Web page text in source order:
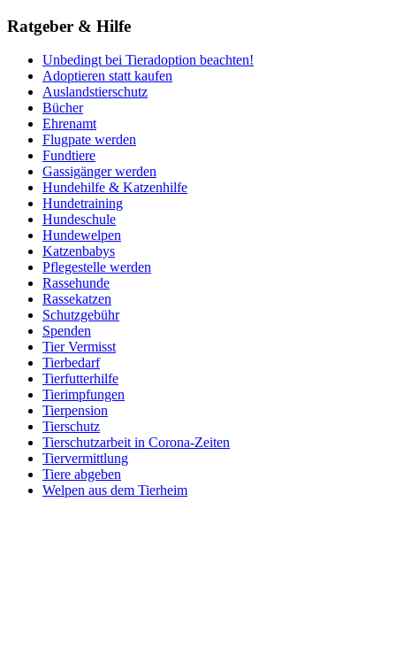
Ratgeber & Hilfe
Unbedingt bei Tieradoption beachten!
Adoptieren statt kaufen
Auslandstierschutz
Bücher
Ehrenamt
Flugpate werden
Fundtiere
Gassigänger werden
Hundehilfe & Katzenhilfe
Hundetraining
Hundeschule
Hundewelpen
Katzenbabys
Pflegestelle werden
Rassehunde
Rassekatzen
Schutzgebühr
Spenden
Tier Vermisst
Tierbedarf
Tierfutterhilfe
Tierimpfungen
Tierpension
Tierschutz
Tierschutzarbeit in Corona-Zeiten
Tiervermittlung
Tiere abgeben
Welpen aus dem Tierheim